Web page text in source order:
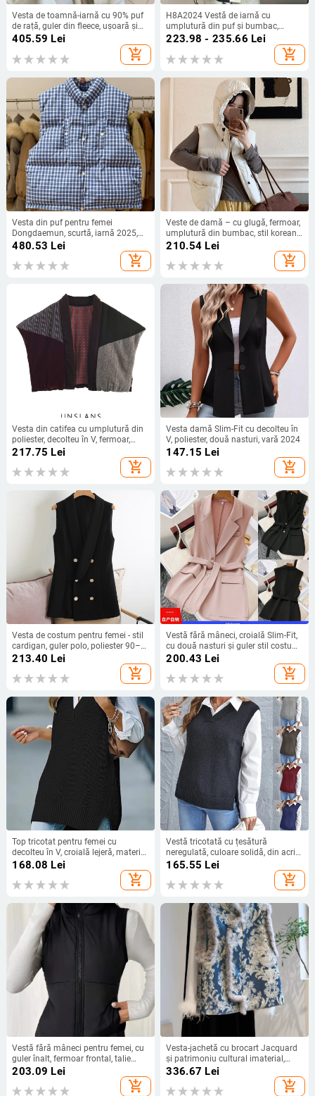
Vesta de toamnă-iarnă cu 90% puf
de rață, guler din fleece, ușoară și
caldă, croială lejeră, model 8381
405.59 Lei
add_shopping_cart
H8A2024 Vestă de iarnă cu
umplutură din puf și bumbac,
croială lejeră, stil coreean,
223.98 - 235.66 Lei
add_shopping_cart
Vesta din puf pentru femei
Dongdaemun, scurtă, iarnă 2025,
carouri alb-albastru, croială lejeră,
480.53 Lei
add_shopping_cart
Veste de damă – cu glugă, fermoar,
umplutură din bumbac, stil korean
lejer, croială lejeră, toamnă 2025
210.54 Lei
add_shopping_cart
Vesta din catifea cu umplutură din
poliester, decolteu în V, fermoar,
lungime scurtă, pentru femei, stil
217.75 Lei
add_shopping_cart
Vesta damă Slim-Fit cu decolteu în
V, poliester, două nasturi, vară 2024
147.15 Lei
add_shopping_cart
Vesta de costum pentru femei - stil
cardigan, guler polo, poliester 90–
95%
213.40 Lei
add_shopping_cart
Vestă fără mâneci, croială Slim-Fit,
cu două nasturi și guler stil costum,
poliester 95%+, primăvara 2025
200.43 Lei
add_shopping_cart
Top tricotat pentru femei cu
decolteu în V, croială lejeră, material
poliester
168.08 Lei
add_shopping_cart
Vestă tricotată cu țesătură
neregulată, culoare solidă, din acril,
lungime medie, pentru femei adulte
165.55 Lei
add_shopping_cart
Vestă fără mâneci pentru femei, cu
guler înalt, fermoar frontal, talie
strânsă, lungime normală
203.09 Lei
add_shopping_cart
Vesta-jachetă cu brocart Jacquard
și patrimoniu cultural imaterial,
guler înalt, închidere cu două
căptușeală, iarnă 2025
336.67 Lei
add_shopping_cart